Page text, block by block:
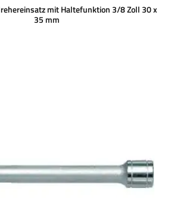
mit Haltefunktion 3/8 Zoll 30 x
35 mm